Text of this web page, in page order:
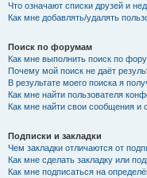
Что означают списки друзей и
Как мне добавлять/удалять
Поиск по форумам
Как мне выполнить поиск по
Почему мой поиск не даёт
В результате моего поиска я
Как мне найти пользователя
Как мне найти свои сообщения
Подписки и закладки
Чем закладки отличаются от
Как мне сделать закладку или
Как мне подписаться на